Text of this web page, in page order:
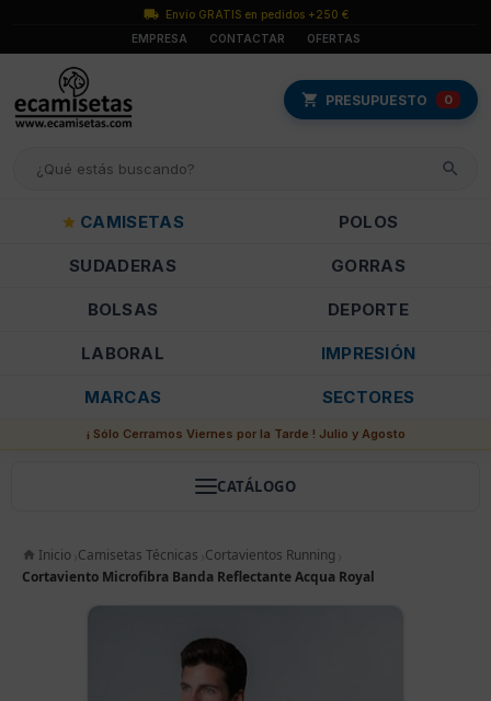
Envío GRATIS en pedidos +250 €
EMPRESA
CONTACTAR OFERTAS
PRESUPUESTO 0
CAMISETAS POLOS
SUDADERAS GORRAS
BOLSAS DEPORTE
LABORAL IMPRESIÓN
MARCAS SECTORES
¡ Sólo Cerramos Viernes por la Tarde ! Julio y Agosto
CATÁLOGO
Inicio Camisetas Técnicas Cortavientos Running
Cortaviento Microfibra Banda Reflectante Acqua Royal